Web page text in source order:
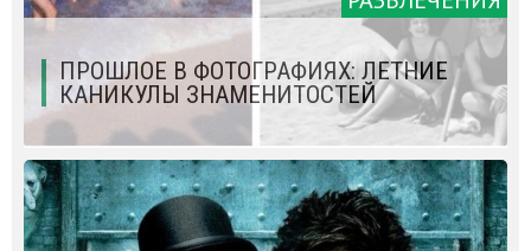
ПРОШЛОЕ В ФОТОГРАФИЯХ: ЛЕТНИЕ
КАНИКУЛЫ ЗНАМЕНИТОСТЕЙ